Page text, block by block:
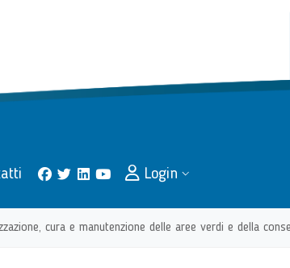
Login
cura e manutenzione delle aree verdi e della